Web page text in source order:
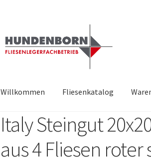
Willkommen Fliesenkatalog
StartAlte Fliesen, Vintage Fliesen,
fundatek – Datenschutzhinweise
Italy Steingut
aus 4 Fliesen